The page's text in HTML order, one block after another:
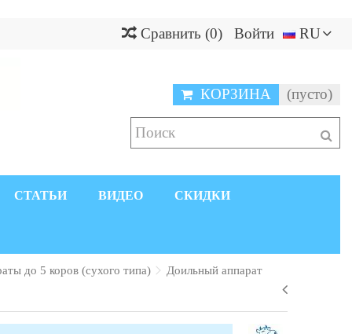
RU
Войти
Сравнить (0)
КОРЗИНА (пусто)
СТАТЬИ ВИДЕО СКИДКИ
до 5 коров (сухого типа) Доильный аппарат